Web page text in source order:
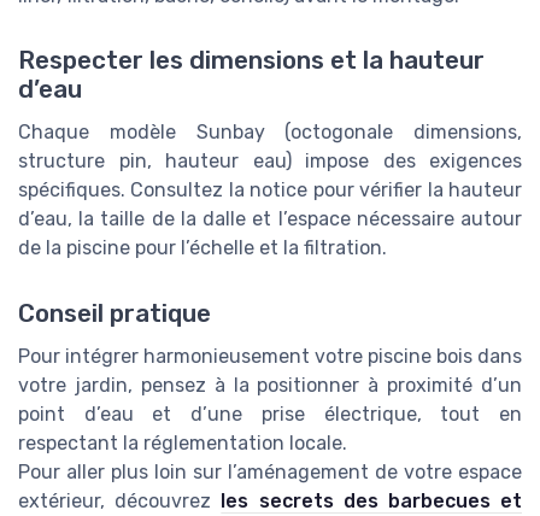
Respecter les dimensions et la hauteur
d’eau
Chaque modèle Sunbay (octogonale dimensions,
structure pin, hauteur eau) impose des exigences
spécifiques. Consultez la notice pour vérifier la hauteur
d’eau, la taille de la dalle et l’espace nécessaire autour
de la piscine pour l’échelle et la filtration.
Conseil pratique
Pour intégrer harmonieusement votre piscine bois dans
votre jardin, pensez à la positionner à proximité d’un
point d’eau et d’une prise électrique, tout en
respectant la réglementation locale.
Pour aller plus loin sur l’aménagement de votre espace
extérieur, découvrez les secrets des barbecues et